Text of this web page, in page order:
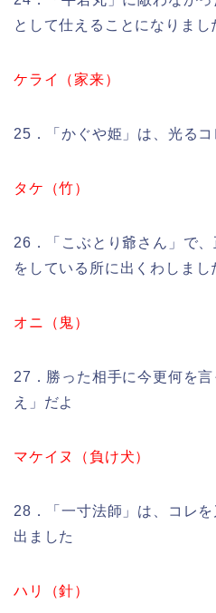
として仕えることになりまし
ケライ（家来）
25．「かぐや姫」は、光る
タケ（竹）
26．「こぶとり爺さん」で
をしている所に出くわしまし
オニ（鬼）
27．勝った相手に今更何を
え」だよ
マケイヌ（負け犬）
28．「一寸法師」は、コレ
出ました
ハリ（針）